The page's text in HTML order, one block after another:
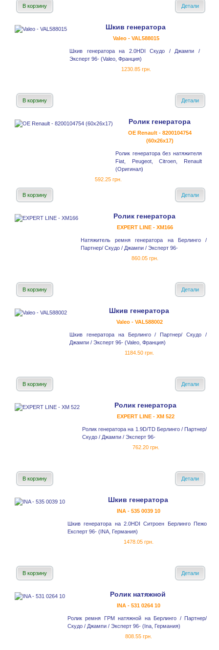
В корзину Детали
Шкив генератора
Valeo - VAL588015
Шкив генератора на 2.0HDI Скудо / Джампи /
Эксперт 96- (Valeo, Франция)
1230.85 грн.
В корзину Детали
Ролик генератора
OE Renault - 8200104754
(60x26x17)
Ролик генератора без натяжителя
Fiat, Peugeot, Citroen, Renault
(Оригинал)
592.25 грн.
В корзину Детали
Ролик генератора
EXPERT LINE - XM166
Натяжитель ремня генератора на Берлинго /
Партнер/ Скудо / Джампи / Эксперт 96-
860.05 грн.
В корзину Детали
Шкив генератора
Valeo - VAL588002
Шкив генератора на Берлинго / Партнер/ Скудо /
Джампи / Эксперт 96- (Valeo, Франция)
1184.50 грн.
В корзину Детали
Ролик генератора
EXPERT LINE - XM 522
Ролик генератора на 1.9D/TD Берлинго / Партнер/
Скудо / Джампи / Эксперт 96-
762.20 грн.
В корзину Детали
Шкив генератора
INA - 535 0039 10
Шкив генератора на 2.0HDI Ситроен Берлинго Пежо
Експерт 96- (INA, Германия)
1478.05 грн.
В корзину Детали
Ролик натяжной
INA - 531 0264 10
Ролик ремня ГРМ натяжной на Берлинго / Партнер/
Скудо / Джампи / Эксперт 96- (Ina, Германия)
808.55 грн.